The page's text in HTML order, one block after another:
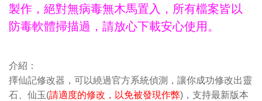
製作，絕對無病毒無木馬置入，所有檔案皆以
防毒軟體掃描過，請放心下載安心使用。
介紹：
擇仙記修改器，可以繞過官方系統偵測，讓你成功修改出靈
石、仙玉(請適度的修改，以免被發現作弊)，支持最新版本